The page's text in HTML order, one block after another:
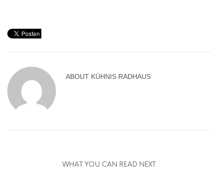
ABOUT KÜHNIS RADHAUS
WHAT YOU CAN READ NEXT